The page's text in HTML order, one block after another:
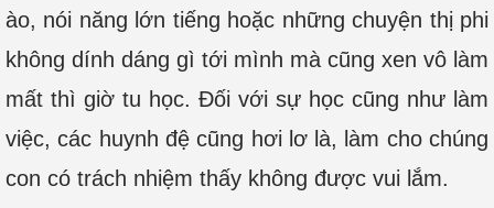
ào, nói năng lớn tiếng hoặc những chuyện thị phi
không dính dáng gì tới mình mà cũng xen vô làm
mất thì giờ tu học. Đối với sự học cũng như làm
việc, các huynh đệ cũng hơi lơ là, làm cho chúng
con có trách nhiệm thấy không được vui lắm.